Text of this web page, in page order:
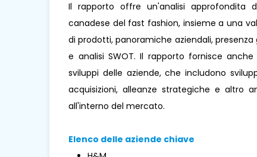
Il rapporto offre un'analisi approfondita
canadese del fast fashion, insieme a una
di prodotti, panoramiche aziendali,
e analisi SWOT. Il rapporto fornisce
sviluppi delle aziende, che includono
acquisizioni, alleanze strategiche e altro
all'interno del mercato.
Elenco delle aziende chiave